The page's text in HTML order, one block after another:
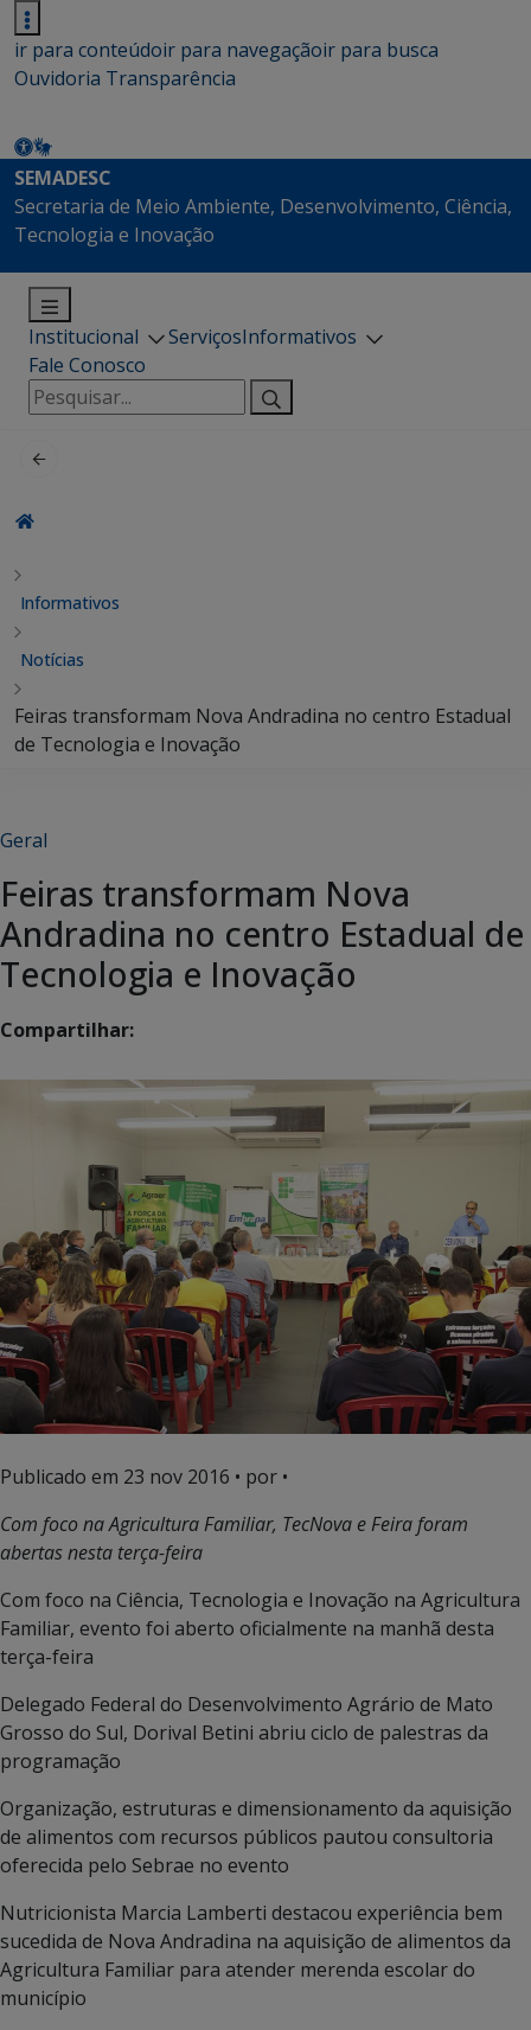
ir para conteúdoir para navegaçãoir para busca
Ouvidoria Transparência
SEMADESC
Secretaria de Meio Ambiente, Desenvolvimento, Ciência,
Tecnologia e Inovação
Institucional ServiçosInformativos
Fale Conosco
Pesquisar
por:
Informativos
Notícias
Feiras transformam Nova Andradina no centro Estadual
de Tecnologia e Inovação
Geral
Feiras transformam Nova
Andradina no centro Estadual de
Tecnologia e Inovação
Compartilhar:
Publicado em 23 nov 2016 • por •
Com foco na Agricultura Familiar, TecNova e Feira foram
abertas nesta terça-feira
Com foco na Ciência, Tecnologia e Inovação na Agricultura
Familiar, evento foi aberto oficialmente na manhã desta
terça-feira
Delegado Federal do Desenvolvimento Agrário de Mato
Grosso do Sul, Dorival Betini abriu ciclo de palestras da
programação
Organização, estruturas e dimensionamento da aquisição
de alimentos com recursos públicos pautou consultoria
oferecida pelo Sebrae no evento
Nutricionista Marcia Lamberti destacou experiência bem
sucedida de Nova Andradina na aquisição de alimentos da
Agricultura Familiar para atender merenda escolar do
município